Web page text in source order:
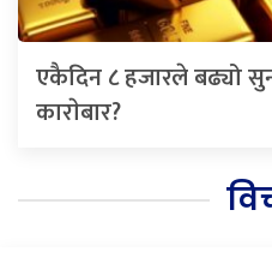
एकैदिन ८ हजारले बढ्यो
काराेबार?